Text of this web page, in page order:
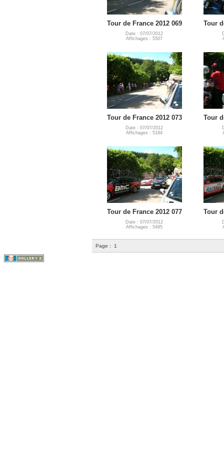
Tour de France 2012 069
Date : 07/07/2012
Affichages : 5507
Tour
Tour de France 2012 073
Date : 07/07/2012
Affichages : 5184
Tour
Tour de France 2012 077
Date : 07/07/2012
Affichages : 5495
Tour
Page : 1